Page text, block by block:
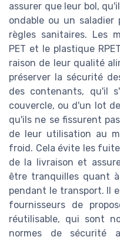
assurer que leur bol,
ondable ou un
règles sanitaires. Les
PET et le plastique
raison de leur qualité
préserver la sécurité
des contenants, qu'il
couvercle, ou d'un lot
qu'ils ne se fissurent
de leur utilisation au
froid. Cela évite les
de la livraison et
être tranquilles quant
pendant le transport. Il
fournisseurs de
réutilisable, qui sont
normes de sécurité